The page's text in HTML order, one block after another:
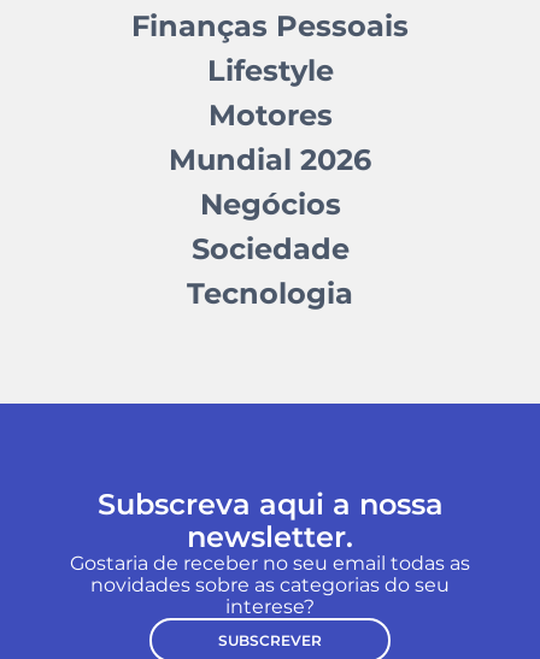
Finanças Pessoais
Lifestyle
Motores
Mundial 2026
Negócios
Sociedade
Tecnologia
Subscreva aqui a nossa
newsletter.
Gostaria de receber no seu email todas as
novidades sobre as categorias do seu
interese?
SUBSCREVER